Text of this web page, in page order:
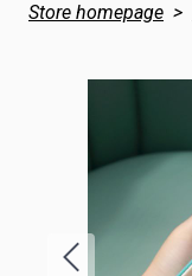
Store homepage